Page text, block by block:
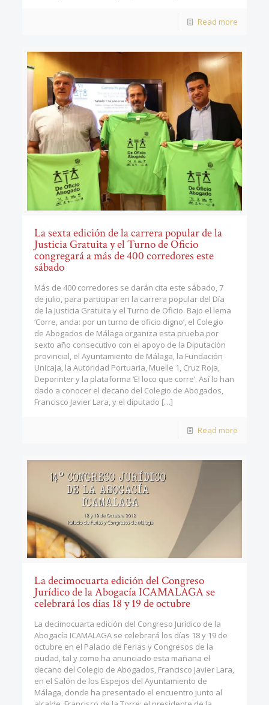
Read more
La sexta edición de la carrera popular de la
Justicia Gratuita y el Turno de Oficio
congregará a más de 400 corredores este
sábado
Más de 400 corredores se darán cita este sábado, 7
de julio, para participar en la carrera popular del Día
de la Justicia Gratuita y el Turno de Oficio. Bajo el lema
‘Corre, anda: por un turno de oficio digno’, el Colegio
de Abogados de Málaga organiza esta prueba por
sexto año consecutivo con el apoyo de la Diputación
provincial, el Ayuntamiento de Málaga, la Fundación
Unicaja, la Autoridad Portuaria, Muelle 1, Cruz Roja,
Deporinter y la plataforma ‘El loco que corre’. Así lo han
dado a conocer el decano del Colegio de Abogados,
Francisco Javier Lara, y el diputado […]
Read more
La decimocuarta edición del Congreso
Jurídico de la Abogacía ICAMALAGA se
celebrará los días 18 y 19 de octubre
La decimocuarta edición del Congreso Jurídico de la
Abogacía ICAMALAGA se celebrará los días 18 y 19 de
octubre en el Palacio de Ferias y Congresos de la
ciudad, tal y como ha anunciado esta mañana el
decano del Colegio de Abogados, Francisco Javier Lara,
en el Salón de los Espejos del Ayuntamiento de
Málaga, donde ha presentado el encuentro junto al